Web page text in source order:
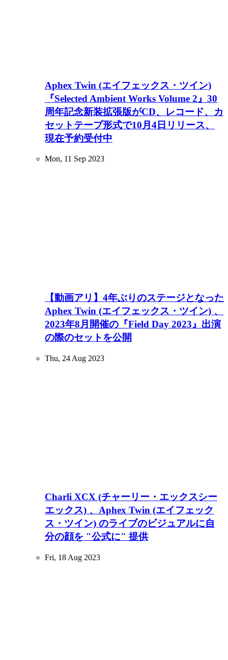
Aphex Twin (エイフェックス・ツイン)
『Selected Ambient Works Volume 2』30
周年記念新装拡張版がCD、レコード、カ
セットテープ形式で10月4日リリース、
現在予約受付中
Mon, 11 Sep 2023
【動画アリ】4年ぶりのステージとなった
Aphex Twin (エイフェックス・ツイン) 、
2023年8月開催の『Field Day 2023』出演
の際のセットを公開
Thu, 24 Aug 2023
Charli XCX (チャーリー・エックスシー
エックス) 、Aphex Twin (エイフェック
ス・ツイン) のライブのビジュアルに自
分の顔を "公式に" 提供
Fri, 18 Aug 2023